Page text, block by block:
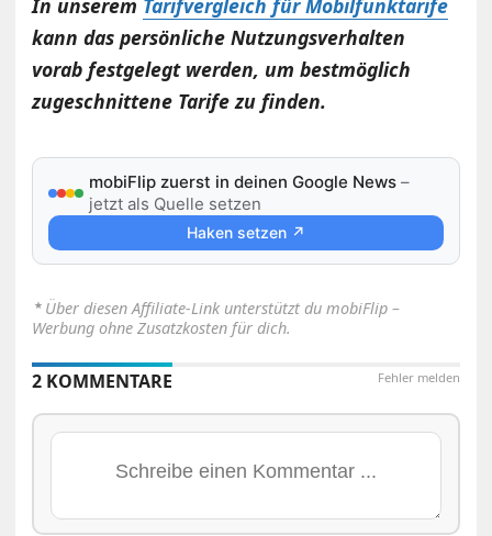
In unserem Tarifvergleich für Mobilfunktarife
kann das persönliche Nutzungsverhalten
vorab festgelegt werden, um bestmöglich
zugeschnittene Tarife zu finden.
mobiFlip zuerst in deinen Google News –
jetzt als Quelle setzen
Haken setzen ↗
⋆ Über diesen Affiliate-Link unterstützt du mobiFlip –
Werbung ohne Zusatzkosten für dich.
Fehler melden
2 KOMMENTARE